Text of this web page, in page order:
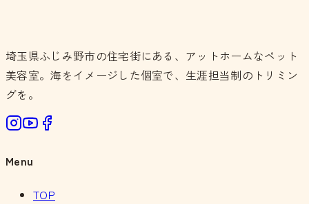
埼玉県ふじみ野市の住宅街にある、アットホームなペット
美容室。海をイメージした個室で、生涯担当制のトリミン
グを。
Menu
TOP